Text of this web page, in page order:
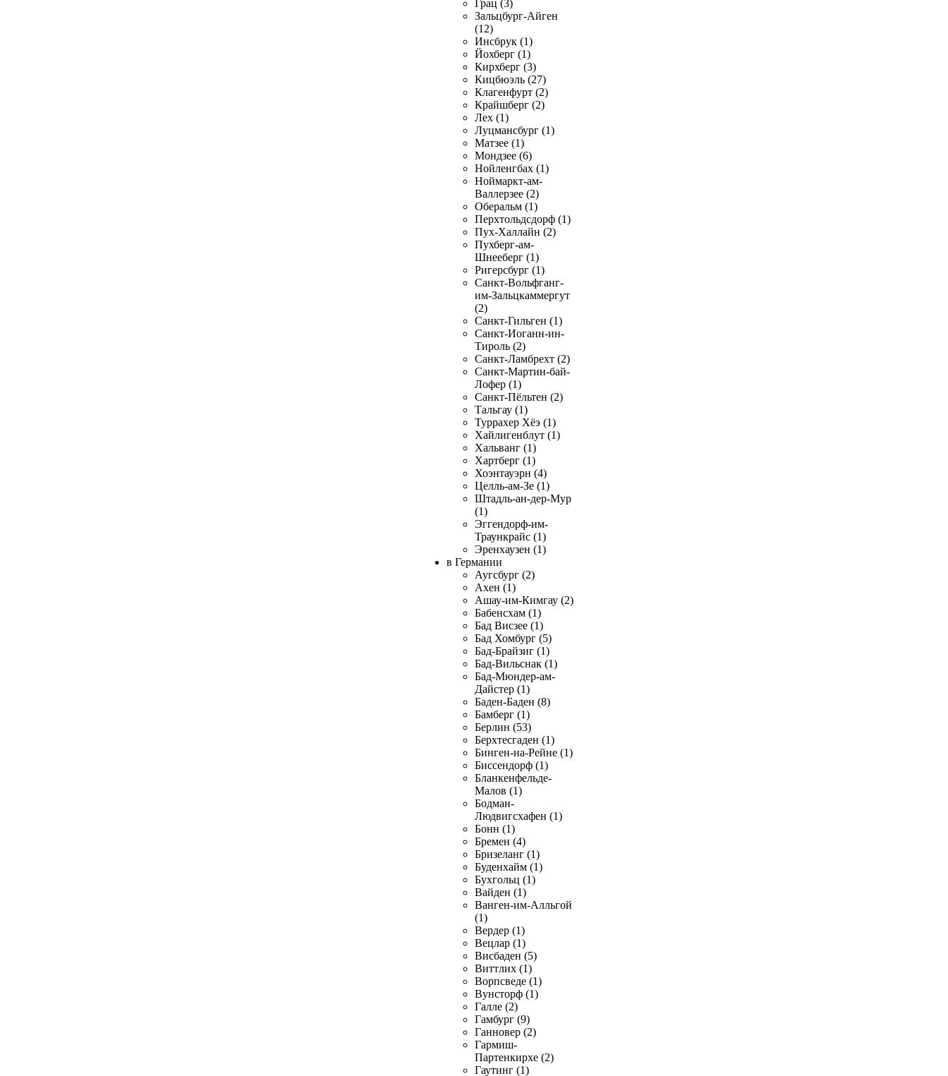
Грац (3)
Зальцбург-Айген
(12)
Инсбрук (1)
Йохберг (1)
Кирхберг (3)
Кицбюэль (27)
Клагенфурт (2)
Крайшберг (2)
Лех (1)
Луцмансбург (1)
Матзее (1)
Мондзее (6)
Нойленгбах (1)
Ноймаркт-ам-
Валлерзее (2)
Оберальм (1)
Перхтольдсдорф (1)
Пух-Халлайн (2)
Пухберг-ам-
Шнееберг (1)
Ригерсбург (1)
Санкт-Вольфганг-
им-Зальцкаммергут
(2)
Санкт-Гильген (1)
Санкт-Иоганн-ин-
Тироль (2)
Санкт-Ламбрехт (2)
Санкт-Мартин-бай-
Лофер (1)
Санкт-Пёльтен (2)
Тальгау (1)
Туррахер Хёэ (1)
Хайлигенблут (1)
Хальванг (1)
Хартберг (1)
Хоэнтауэрн (4)
Целль-ам-Зе (1)
Штадль-ан-дер-Мур
(1)
Эггендорф-им-
Траункрайс (1)
Эренхаузен (1)
в Германии
Аугсбург (2)
Ахен (1)
Ашау-им-Кимгау (2)
Бабенсхам (1)
Бад Висзее (1)
Бад Хомбург (5)
Бад-Брайзиг (1)
Бад-Вильснак (1)
Бад-Мюндер-ам-
Дайстер (1)
Баден-Баден (8)
Бамберг (1)
Берлин (53)
Берхтесгаден (1)
Бинген-на-Рейне (1)
Биссендорф (1)
Бланкенфельде-
Малов (1)
Бодман-
Людвигсхафен (1)
Бонн (1)
Бремен (4)
Бризеланг (1)
Буденхайм (1)
Бухгольц (1)
Вайден (1)
Ванген-им-Алльгой
(1)
Вердер (1)
Вецлар (1)
Висбаден (5)
Виттлих (1)
Ворпсведе (1)
Вунсторф (1)
Галле (2)
Гамбург (9)
Ганновер (2)
Гармиш-
Партенкирхе (2)
Гаутинг (1)